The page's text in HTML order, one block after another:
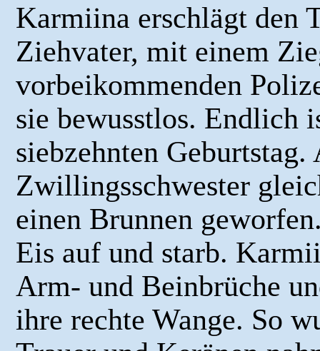
Karmiina erschlägt den
Ziehvater, mit einem
vorbeikommenden
sie bewusstlos. Endlich
siebzehnten
Zwillingsschwester
einen Brunnen
Eis auf und starb.
Arm- und Beinbrüche
ihre rechte Wange. So